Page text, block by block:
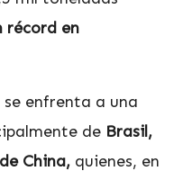
récord en
enfrenta a una
de Brasil,
China, quienes, en